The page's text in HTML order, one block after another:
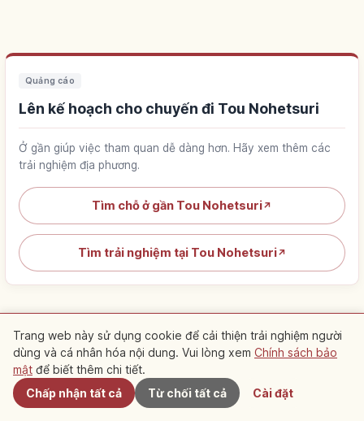
Quảng cáo
Lên kế hoạch cho chuyến đi Tou Nohetsuri
Ở gần giúp việc tham quan dễ dàng hơn. Hãy xem thêm các
trải nghiệm địa phương.
Tìm chỗ ở gần Tou Nohetsuri↗
Tìm trải nghiệm tại Tou Nohetsuri↗
Điểm đến gợi ý gần đây
Xem các bài viết gợi ý trong khu vực này
Gần đây
Trang web này sử dụng cookie để cải thiện trải nghiệm người
dùng và cá nhân hóa nội dung. Vui lòng xem Chính sách bảo
mật để biết thêm chi tiết.
Chấp nhận tất cả
Từ chối tất cả Cài đặt